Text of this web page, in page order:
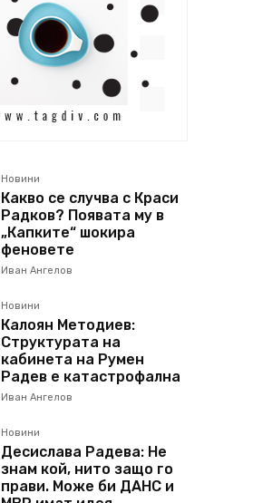
Новини
Какво се случва с Краси
Радков? Появата му в
„Капките“ шокира
феновете
Иван Ангелов
Новини
Калоян Методиев:
Структурата на
кабинета на Румен
Радев е катастрофална
Иван Ангелов
Новини
Десислава Радева: Не
знам кой, нито защо го
прави. Може би ДАНС и